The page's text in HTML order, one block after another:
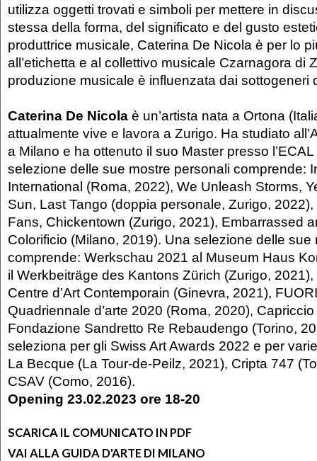
utilizza oggetti trovati e simboli per mettere in
stessa della forma, del significato e del gusto
produttrice musicale, Caterina De Nicola è per lo
all’etichetta e al collettivo musicale Czarnagora di
produzione musicale è influenzata dai sottogeneri
Caterina De Nicola è un’artista nata a Ortona
attualmente vive e lavora a Zurigo. Ha studiato
a Milano e ha ottenuto il suo Master presso
selezione delle sue mostre personali comprende:
International (Roma, 2022), We Unleash Storms,
Sun, Last Tango (doppia personale, Zurigo,
Fans, Chickentown (Zurigo, 2021), Embarrassed
Colorificio (Milano, 2019). Una selezione delle sue
comprende: Werkschau 2021 al Museum Haus
il Werkbeiträge des Kantons Zürich (Zurigo,
Centre d’Art Contemporain (Ginevra, 2021),
Quadriennale d’arte 2020 (Roma, 2020),
Fondazione Sandretto Re Rebaudengo (Torino,
seleziona per gli Swiss Art Awards 2022 e per
La Becque (La Tour-de-Peilz, 2021), Cripta 747
CSAV (Como, 2016).
Opening 23.02.2023 ore 18-20
SCARICA IL COMUNICATO IN PDF
VAI ALLA GUIDA D'ARTE DI MILANO